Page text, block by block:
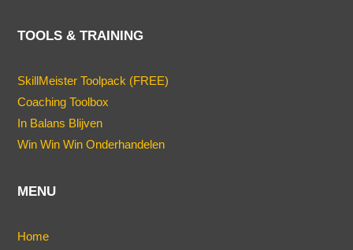
TOOLS & TRAINING
SkillMeister Toolpack (FREE)
Coaching Toolbox
In Balans Blijven
Win Win Win Onderhandelen
MENU
Home